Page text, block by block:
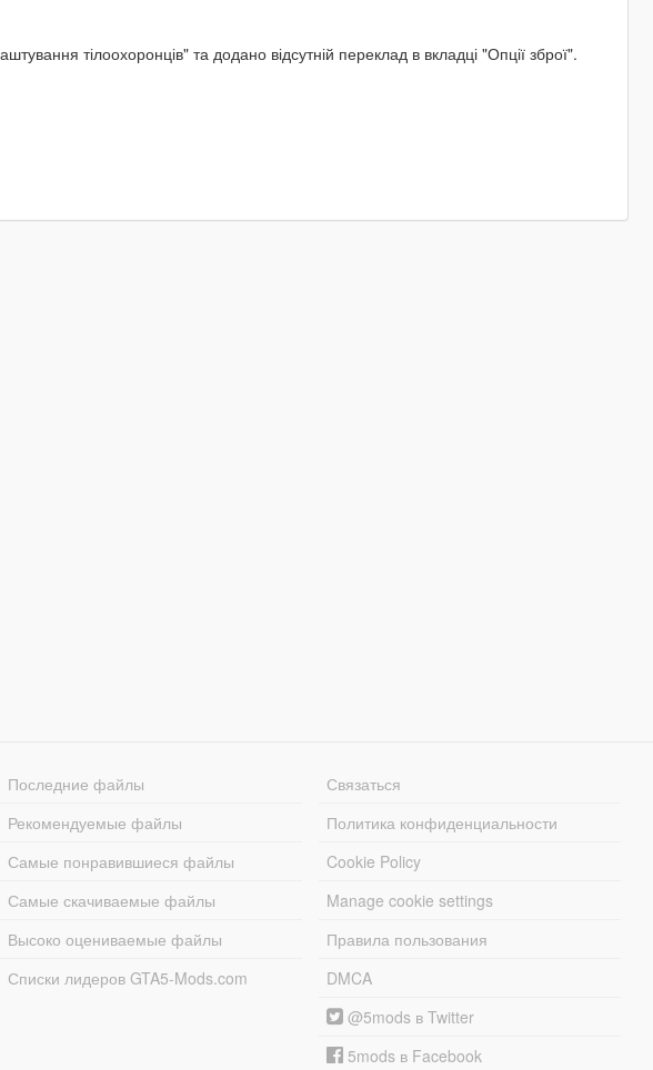
тілоохоронців" та додано відсутній переклад в вкладці "Опції зброї".
Последние файлы
Рекомендуемые файлы
Самые понравившиеся файлы
Самые скачиваемые файлы
Высоко оцениваемые файлы
Списки лидеров GTA5-Mods.com
Связаться
Политика конфиденциальности
Cookie Policy
Manage cookie settings
Правила пользования
DMCA
@5mods в Twitter
5mods в Facebook